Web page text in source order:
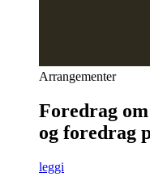
Arrangementer
Foredrag
og foredrag
leggi